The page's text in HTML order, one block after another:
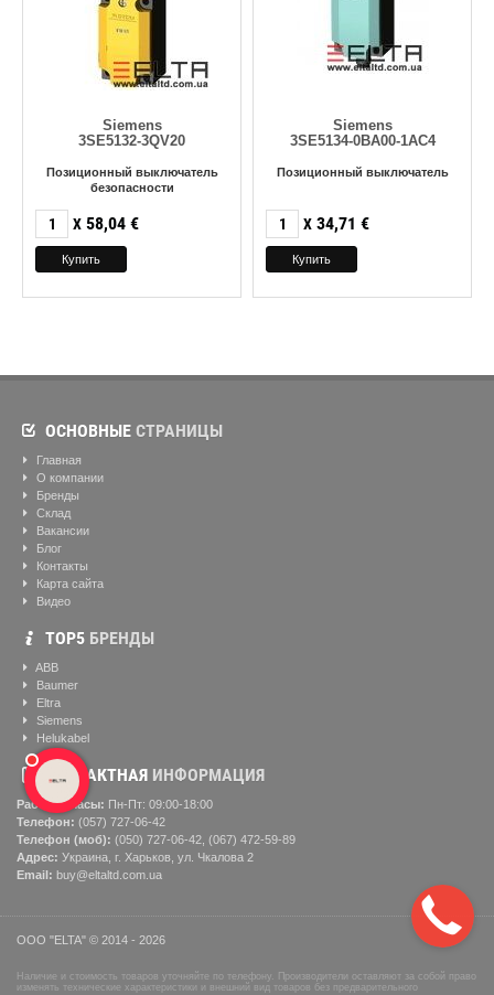
Siemens
3SE5132-3QV20
Позиционный выключатель
безопасности
X 58,04 €
Siemens
3SE5134-0BA00-1AC4
Позиционный выключатель
X 34,71 €
ОСНОВНЫЕ СТРАНИЦЫ
Главная
О компании
Бренды
Склад
Вакансии
Блог
Контакты
Карта сайта
Видео
ТОР5 БРЕНДЫ
ABB
Baumer
Eltra
Siemens
Helukabel
КОНТАКТНАЯ ИНФОРМАЦИЯ
Рабочие часы: Пн-Пт: 09:00-18:00
Телефон: (057) ‎727-06-42
Телефон (моб): (050) 727-06-42, (067) 472-59-89
Адрес: Украина, г. Харьков, ул. Чкалова 2
Email: buy@eltaltd.com.ua
ООО "ELTA" © 2014 - 2026
Наличие и стоимость товаров уточняйте по телефону. Производители оставляют за собой право
изменять технические характеристики и внешний вид товаров без предварительного